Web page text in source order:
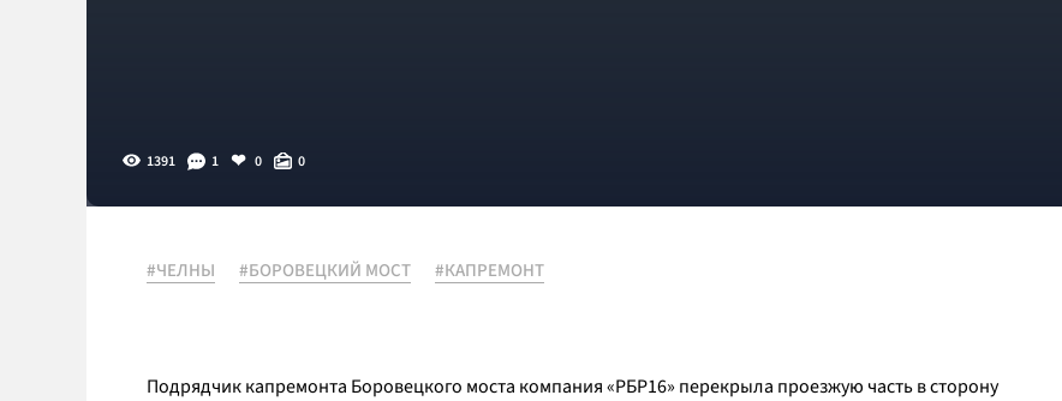
1391 1 0 0
#ЧЕЛНЫ #БОРОВЕЦКИЙ МОСТ #КАПРЕМОНТ
Подрядчик капремонта Боровецкого моста компания «РБР16» перекрыла проезжую часть в сторону